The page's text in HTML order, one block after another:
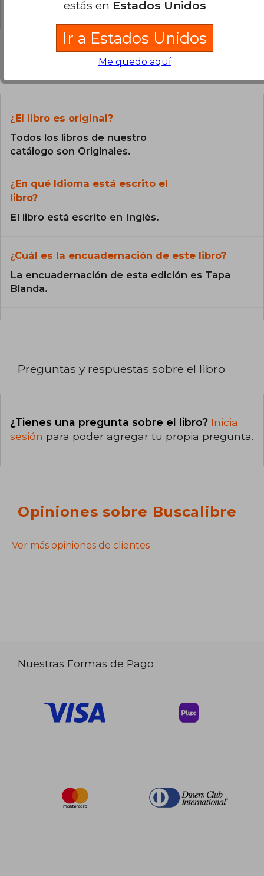
0% (0)
¿El libro es original?
Todos los libros de nuestro
catálogo son Originales.
¿En qué Idioma está escrito el
libro?
El libro está escrito en Inglés.
¿Cuál es la encuadernación de este libro?
La encuadernación de esta edición es Tapa
Blanda.
Preguntas y respuestas sobre el libro
¿Tienes una pregunta sobre el libro? Inicia
sesión para poder agregar tu propia pregunta.
Opiniones sobre Buscalibre
Ver más opiniones de clientes
Nuestras Formas de Pago
estás en Estados Unidos
Ir a Estados Unidos
Me quedo aquí